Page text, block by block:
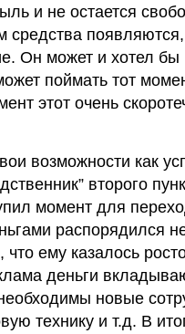
и не остается
средства
Он может и хотел бы
поймать тот
этот очень
возможности как
второго
момент для
распорядился
ему казалось
деньги
новые
технику и т.д. В